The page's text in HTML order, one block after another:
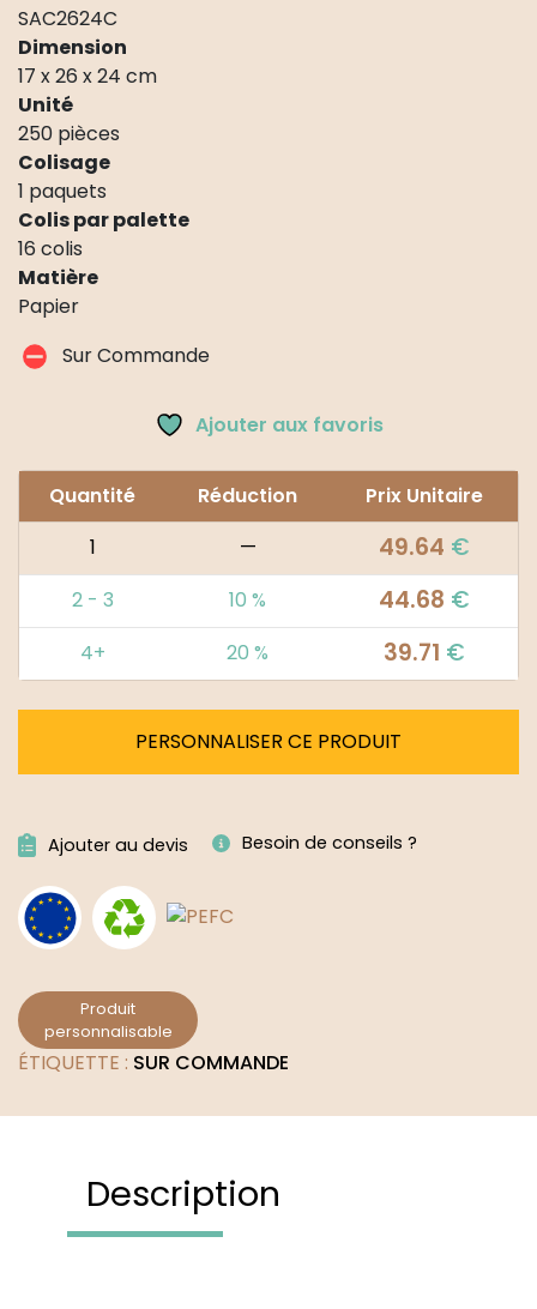
SAC2624C
Dimension
17 x 26 x 24 cm
Unité
250 pièces
Colisage
1 paquets
Colis par palette
16 colis
Matière
Papier
Sur Commande
Ajouter aux favoris
Quantité Réduction
Prix Unitaire
1
— 49.64 €
2 - 3 10 % 44.68 €
4+ 20 % 39.71 €
PERSONNALISER CE PRODUIT
Ajouter au devis Besoin de conseils ?
Produit
personnalisable
ÉTIQUETTE : SUR COMMANDE
Description